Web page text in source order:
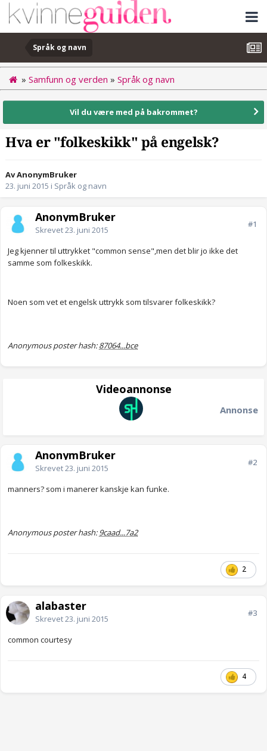
Språk og navn
» Samfunn og verden » Språk og navn
Vil du være med på bakrommet?
Hva er "folkeskikk" på engelsk?
Av AnonymBruker
23. juni 2015 i Språk og navn
AnonymBruker
Skrevet23. juni 2015
#1
Jeg kjenner til uttrykket "common sense",men det blir jo ikke det
samme som folkeskikk.
Noen som vet et engelsk uttrykk som tilsvarer folkeskikk?
Anonymous poster hash:87064...bce
Videoannonse
Annonse
AnonymBruker
Skrevet23. juni 2015
#2
manners? som i manerer kanskje kan funke.
Anonymous poster hash:9caad...7a2
2
alabaster
Skrevet23. juni 2015
#3
common courtesy
4